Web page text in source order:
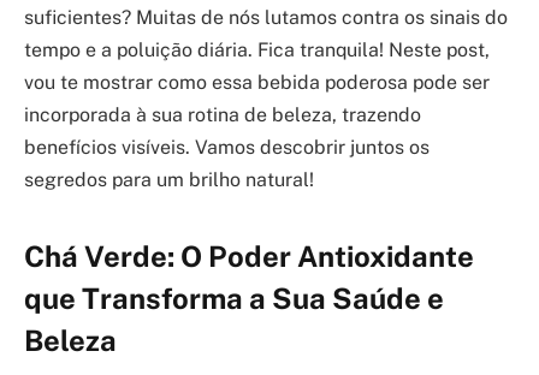
suficientes? Muitas de nós lutamos contra os sinais do
tempo e a poluição diária. Fica tranquila! Neste post,
vou te mostrar como essa bebida poderosa pode ser
incorporada à sua rotina de beleza, trazendo
benefícios visíveis. Vamos descobrir juntos os
segredos para um brilho natural!
Chá Verde: O Poder Antioxidante
que Transforma a Sua Saúde e
Beleza